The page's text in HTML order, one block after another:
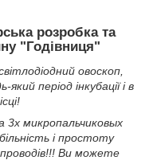
розробка та
"Годівниця"
овоскоп,
період інкубації і в
3х микропальчиковых
і простоту
Ви можете